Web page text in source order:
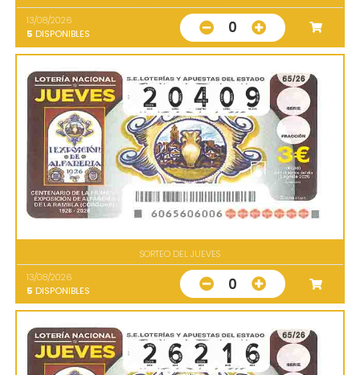
13/08/2026
5 DISPONIBLES 0
SORTEO DEL JUEVES
13/08/2026
5 DISPONIBLES 0